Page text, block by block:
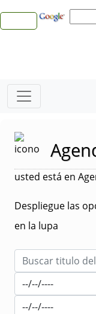
usted está en
Despliegue las
en la lupa